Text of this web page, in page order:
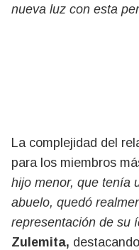
nueva luz con esta
La complejidad del
para los miembros
hijo menor, que tenía
abuelo, quedó
representación de su
Zulemita,